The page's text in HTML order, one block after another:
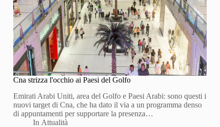
Cna strizza l'occhio ai Paesi del Golfo
Emirati Arabi Uniti, area del Golfo e Paesi Arabi: sono questi i
nuovi target di Cna, che ha dato il via a un programma denso
di appuntamenti per supportare la presenza…
In Attualità